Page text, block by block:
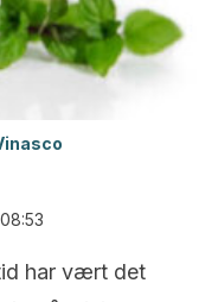
har vært det